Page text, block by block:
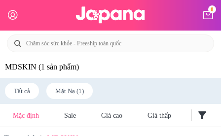
0
MDSKIN (1 sản phẩm)
Tất cả Mặt Nạ (1)
Mặc định Sale Giá cao Giá thấp filter_alt